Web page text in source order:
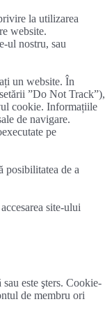
la utilizarea
website.
ul nostru, sau
un website. În
”Do Not Track”),
cookie. Informațiile
de navigare.
pe
posibilitatea de a
site-ului
este şters. Cookie-
de membru ori